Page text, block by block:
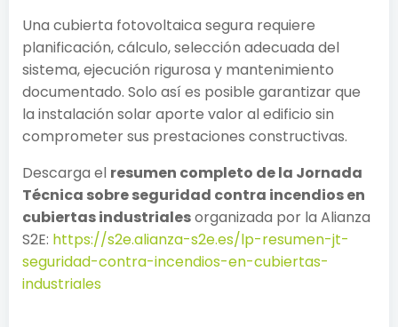
Una cubierta fotovoltaica segura requiere
planificación, cálculo, selección adecuada del
sistema, ejecución rigurosa y mantenimiento
documentado. Solo así es posible garantizar que
la instalación solar aporte valor al edificio sin
comprometer sus prestaciones constructivas.
Descarga el resumen completo de la Jornada
Técnica sobre seguridad contra incendios en
cubiertas industrialesorganizada por la Alianza
S2E: https://s2e.alianza-s2e.es/lp-resumen-jt-
seguridad-contra-incendios-en-cubiertas-
industriales